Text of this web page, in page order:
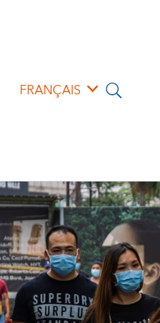
FRANÇAIS